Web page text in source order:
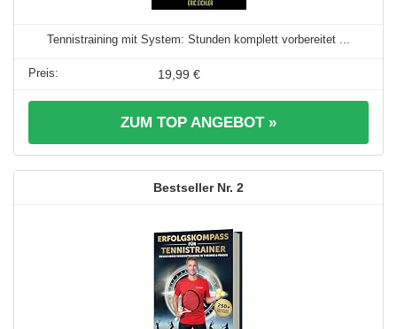
Tennistraining mit System: Stunden komplett vorbereitet ...
19,99 €
ZUM TOP ANGEBOT »
2